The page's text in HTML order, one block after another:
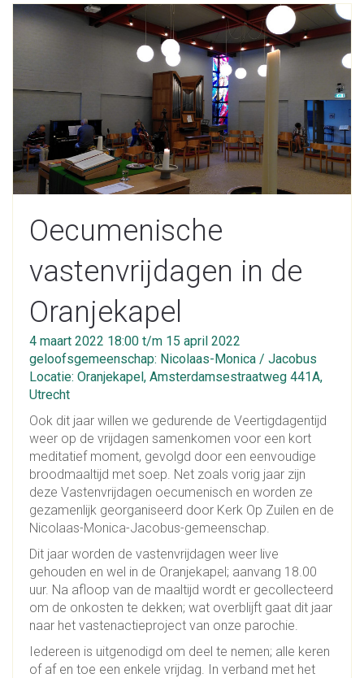
Oecumenische
vastenvrijdagen in de
Oranjekapel
4 maart 2022 18:00 t/m 15 april 2022
geloofsgemeenschap: Nicolaas-Monica / Jacobus
Locatie: Oranjekapel, Amsterdamsestraatweg 441A,
Utrecht
Ook dit jaar willen we gedurende de Veertigdagentijd
weer op de vrijdagen samenkomen voor een kort
meditatief moment, gevolgd door een eenvoudige
broodmaaltijd met soep. Net zoals vorig jaar zijn
deze Vastenvrijdagen oecumenisch en worden ze
gezamenlijk georganiseerd door Kerk Op Zuilen en de
Nicolaas-Monica-Jacobus-gemeenschap.
Dit jaar worden de vastenvrijdagen weer live
gehouden en wel in de Oranjekapel; aanvang 18.00
uur. Na afloop van de maaltijd wordt er gecollecteerd
om de onkosten te dekken; wat overblijft gaat dit jaar
naar het vastenactieproject van onze parochie.
Iedereen is uitgenodigd om deel te nemen; alle keren
of af en toe een enkele vrijdag. In verband met het